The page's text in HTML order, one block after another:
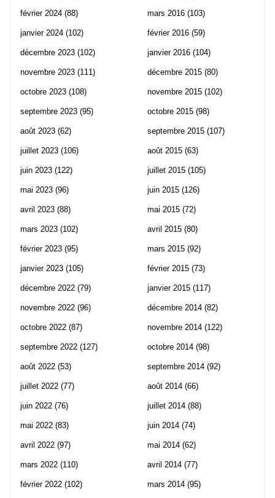
février 2024 (88)
janvier 2024 (102)
décembre 2023 (102)
novembre 2023 (111)
octobre 2023 (108)
septembre 2023 (95)
août 2023 (62)
juillet 2023 (106)
juin 2023 (122)
mai 2023 (96)
avril 2023 (88)
mars 2023 (102)
février 2023 (95)
janvier 2023 (105)
décembre 2022 (79)
novembre 2022 (96)
octobre 2022 (87)
septembre 2022 (127)
août 2022 (53)
juillet 2022 (77)
juin 2022 (76)
mai 2022 (83)
avril 2022 (97)
mars 2022 (110)
février 2022 (102)
mars 2016 (103)
février 2016 (59)
janvier 2016 (104)
décembre 2015 (80)
novembre 2015 (102)
octobre 2015 (98)
septembre 2015 (107)
août 2015 (63)
juillet 2015 (105)
juin 2015 (126)
mai 2015 (72)
avril 2015 (80)
mars 2015 (92)
février 2015 (73)
janvier 2015 (117)
décembre 2014 (82)
novembre 2014 (122)
octobre 2014 (98)
septembre 2014 (92)
août 2014 (66)
juillet 2014 (88)
juin 2014 (74)
mai 2014 (62)
avril 2014 (77)
mars 2014 (95)